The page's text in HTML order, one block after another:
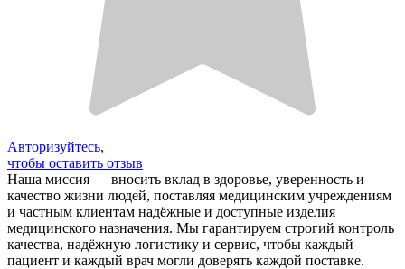
Авторизуйтесь,
чтобы оставить отзыв
Наша миссия — вносить вклад в здоровье, уверенность и
качество жизни людей, поставляя медицинским учреждениям
и частным клиентам надёжные и доступные изделия
медицинского назначения. Мы гарантируем строгий контроль
качества, надёжную логистику и сервис, чтобы каждый
пациент и каждый врач могли доверять каждой поставке.